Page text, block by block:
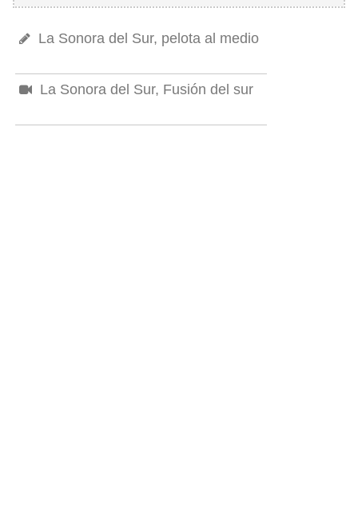
La Sonora del Sur, pelota al medio
La Sonora del Sur, Fusión del sur